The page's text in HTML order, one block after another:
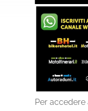
Per